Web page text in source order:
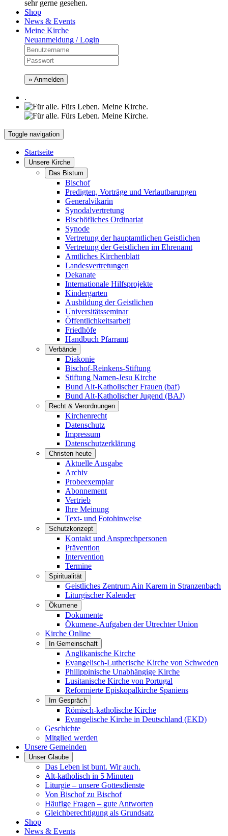
sehr gerne gesehen.
Shop
News & Events
Meine Kirche
Neuanmeldung / Login
» Anmelden
.
Toggle navigation
Startseite
Unsere Kirche
Das Bistum
Bischof
Predigten, Vorträge und Verlautbarungen
Generalvikarin
Synodalvertretung
Bischöfliches Ordinariat
Synode
Vertretung der hauptamtlichen Geistlichen
Vertretung der Geistlichen im Ehrenamt
Amtliches Kirchenblatt
Landesvertretungen
Dekanate
Internationale Hilfsprojekte
Kindergarten
Ausbildung der Geistlichen
Universitätsseminar
Öffentlichkeitsarbeit
Friedhöfe
Handbuch Pfarramt
Verbände
Diakonie
Bischof-Reinkens-Stiftung
Stiftung Namen-Jesu Kirche
Bund Alt-Katholischer Frauen (baf)
Bund Alt-Katholischer Jugend (BAJ)
Recht & Verordnungen
Kirchenrecht
Datenschutz
Impressum
Datenschutzerklärung
Christen heute
Aktuelle Ausgabe
Archiv
Probeexemplar
Abonnement
Vertrieb
Ihre Meinung
Text- und Fotohinweise
Schutzkonzept
Kontakt und Ansprechpersonen
Prävention
Intervention
Termine
Spiritualität
Geistliches Zentrum Ain Karem in Stranzenbach
Liturgischer Kalender
Ökumene
Dokumente
Ökumene-Aufgaben der Utrechter Union
Kirche Online
In Gemeinschaft
Anglikanische Kirche
Evangelisch-Lutherische Kirche von Schweden
Philippinische Unabhängige Kirche
Lusitanische Kirche von Portugal
Reformierte Episkopalkirche Spaniens
Im Gespräch
Römisch-katholische Kirche
Evangelische Kirche in Deutschland (EKD)
Geschichte
Mitglied werden
Unsere Gemeinden
Unser Glaube
Das Leben ist bunt. Wir auch.
Alt-katholisch in 5 Minuten
Liturgie – unsere Gottesdienste
Von Bischof zu Bischof
Häufige Fragen – gute Antworten
Gleichberechtigung als Grundsatz
Shop
News & Events